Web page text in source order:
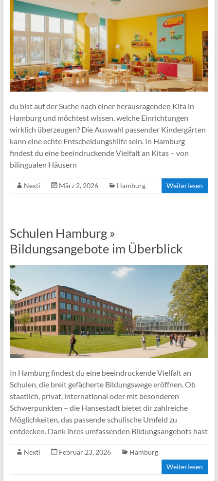
du bist auf der Suche nach einer herausragenden Kita in
Hamburg und möchtest wissen, welche Einrichtungen
wirklich überzeugen? Die Auswahl passender Kindergärten
kann eine echte Entscheidungshilfe sein. In Hamburg
findest du eine beeindruckende Vielfalt an Kitas – von
bilingualen Häusern
Nexti März 2, 2026 Hamburg Weiterlesen
Schulen Hamburg »
Bildungsangebote im Überblick
In Hamburg findest du eine beeindruckende Vielfalt an
Schulen, die breit gefächerte Bildungswege eröffnen. Ob
staatlich, privat, international oder mit besonderen
Schwerpunkten – die Hansestadt bietet dir zahlreiche
Möglichkeiten, das passende schulische Umfeld zu
entdecken. Dank ihres umfassenden Bildungsangebots hast
Nexti Februar 23, 2026
Hamburg
Weiterlesen